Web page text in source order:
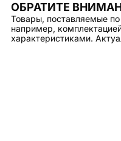
ОБРАТИТЕ
Товары, поставляемые
например,
характеристиками.